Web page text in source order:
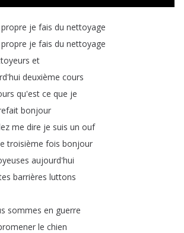
propre je fais du nettoyage
propre je fais du nettoyage
et
deuxième cours
qu'est ce que je
bonjour
me dire je suis un ouf
troisième fois bonjour
aujourd'hui
barrières luttons
sommes en guerre
le chien